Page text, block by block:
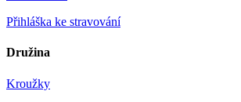
Přihláška ke stravování
Družina
Kroužky